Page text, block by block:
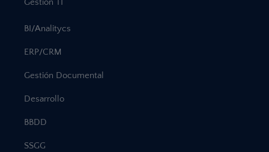
Gestión TI
BI/Analitycs
ERP/CRM
Gestión Documental
Desarrollo
BBDD
SSGG